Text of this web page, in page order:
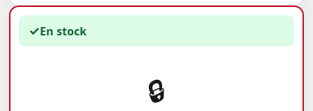
✓En stock
🔒